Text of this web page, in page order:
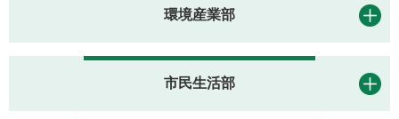
環境産業部
市民生活部